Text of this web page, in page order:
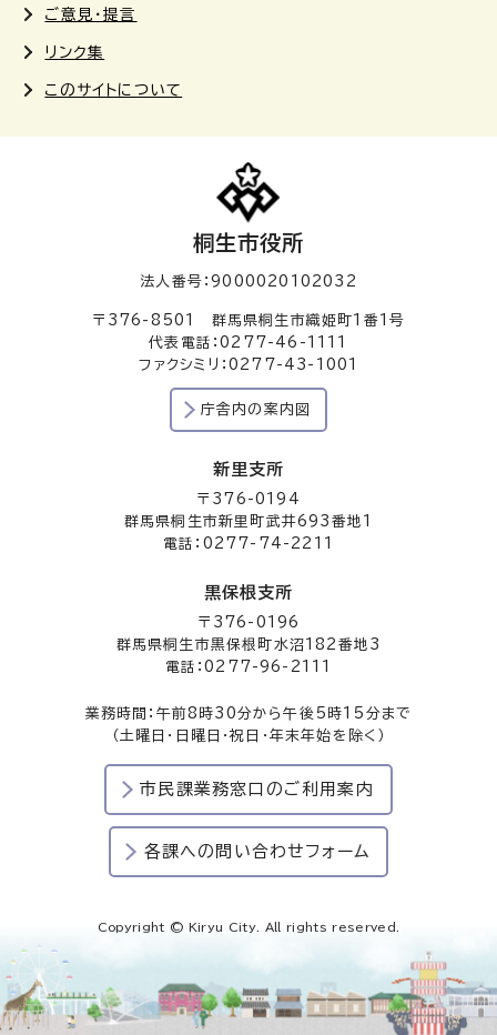
ご意見・提言
リンク集
このサイトについて
桐生市役所
法人番号：9000020102032
〒376-8501 群馬県桐生市織姫町1番1号
代表電話：0277-46-1111
ファクシミリ：0277-43-1001
庁舎内の案内図
新里支所
〒376-0194
群馬県桐生市新里町武井693番地1
電話：0277-74-2211
黒保根支所
〒376-0196
群馬県桐生市黒保根町水沼182番地3
電話：0277-96-2111
業務時間：午前8時30分から午後5時15分まで
（土曜日・日曜日・祝日・年末年始を除く）
市民課業務窓口のご利用案内
各課への問い合わせフォーム
Copyright © Kiryu City. All rights reserved.